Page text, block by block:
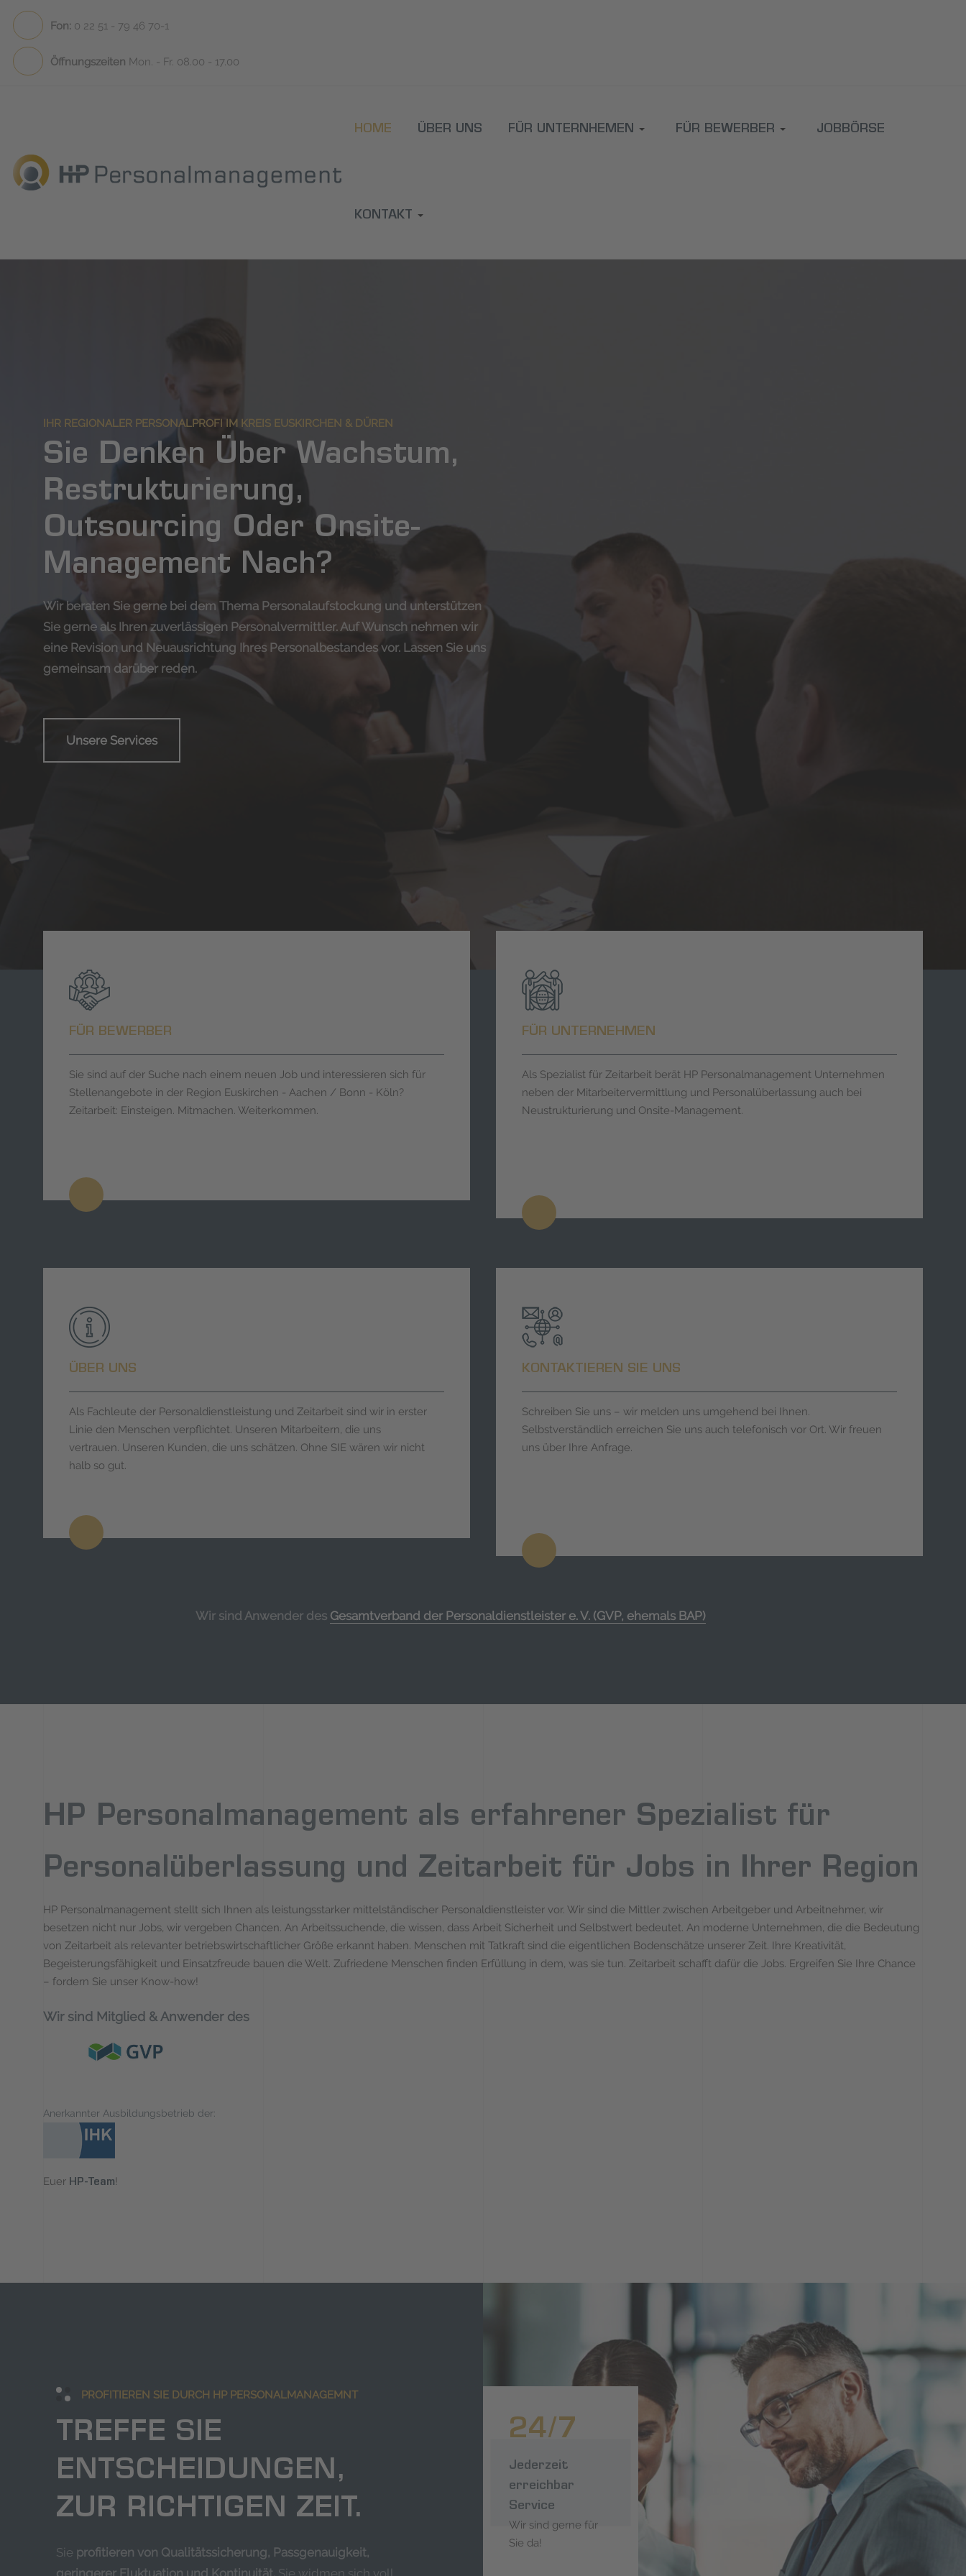
Fon: 0 22 51 - 79 46 70-1
Öffnungszeiten Mon. - Fr. 08.00 - 17.00
HOME ÜBER UNS FÜR UNTERNHEMEN FÜR BEWERBER JOBBÖRSE
KONTAKT
IHR REGIONALER PERSONALPROFI IM KREIS EUSKIRCHEN & DÜREN
Sie Denken Über Wachstum,
Restrukturierung,
Outsourcing Oder Onsite-
Management Nach?
Wir beraten Sie gerne bei dem Thema Personalaufstockung und unterstützen
Sie gerne als Ihren zuverlässigen Personalvermittler. Auf Wunsch nehmen wir
eine Revision und Neuausrichtung Ihres Personalbestandes vor. Lassen Sie uns
gemeinsam darüber reden.
Unsere Services
FÜR BEWERBER
Sie sind auf der Suche nach einem neuen Job und interessieren sich für
Stellenangebote in der Region Euskirchen - Aachen / Bonn - Köln?
Zeitarbeit: Einsteigen. Mitmachen. Weiterkommen.
FÜR UNTERNEHMEN
Als Spezialist für Zeitarbeit berät HP Personalmanagement Unternehmen
neben der Mitarbeitervermittlung und Personalüberlassung auch bei
Neustrukturierung und Onsite-Management.
ÜBER UNS
Als Fachleute der Personaldienstleistung und Zeitarbeit sind wir in erster
Linie den Menschen verpflichtet. Unseren Mitarbeitern, die uns
vertrauen. Unseren Kunden, die uns schätzen. Ohne SIE wären wir nicht
halb so gut.
KONTAKTIEREN SIE UNS
Schreiben Sie uns – wir melden uns umgehend bei Ihnen.
Selbstverständlich erreichen Sie uns auch telefonisch vor Ort. Wir freuen
uns über Ihre Anfrage.
Wir sind Anwender des Gesamtverband der Personaldienstleister e. V. (GVP, ehemals BAP)
HP Personalmanagement als erfahrener Spezialist für
Personalüberlassung und Zeitarbeit für Jobs in Ihrer Region
HP Personalmanagement stellt sich Ihnen als leistungsstarker mittelständischer Personaldienstleister vor. Wir sind die Mittler zwischen Arbeitgeber und Arbeitnehmer, wir
besetzen nicht nur Jobs, wir vergeben Chancen. An Arbeitssuchende, die wissen, dass Arbeit Sicherheit und Selbstwert bedeutet. An moderne Unternehmen, die die Bedeutung
von Zeitarbeit als relevanter betriebswirtschaftlicher Größe erkannt haben. Menschen mit Tatkraft sind die eigentlichen Bodenschätze unserer Zeit. Ihre Kreativität,
Begeisterungsfähigkeit und Einsatzfreude bauen die Welt. Zufriedene Menschen finden Erfüllung in dem, was sie tun. Zeitarbeit schafft dafür die Jobs. Ergreifen Sie Ihre Chance
– fordern Sie unser Know-how!
Wir sind Mitglied & Anwender des
Anerkannter Ausbildungsbetrieb der:
Euer HP-Team!
PROFITIEREN SIE DURCH HP PERSONALMANAGEMNT
TREFFE SIE
ENTSCHEIDUNGEN,
ZUR RICHTIGEN ZEIT.
Sie profitieren von Qualitätssicherung, Passgenauigkeit,
24/7
Jederzeit
erreichbar
Service
Wir sind gerne für
Sie da!